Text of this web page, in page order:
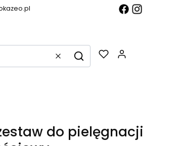
WyczyśćSzukaj
do pielęgnacji